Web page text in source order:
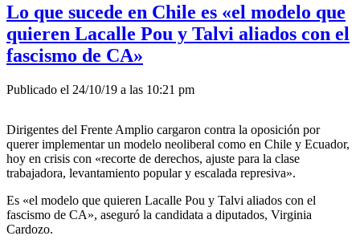
Lo que sucede en Chile es «el modelo que
quieren Lacalle Pou y Talvi aliados con el
fascismo de CA»
Publicado el 24/10/19 a las 10:21 pm
Dirigentes del Frente Amplio cargaron contra la oposición por
querer implementar un modelo neoliberal como en Chile y Ecuador,
hoy en crisis con «recorte de derechos, ajuste para la clase
trabajadora, levantamiento popular y escalada represiva».
Es «el modelo que quieren Lacalle Pou y Talvi aliados con el
fascismo de CA», aseguró la candidata a diputados, Virginia
Cardozo.